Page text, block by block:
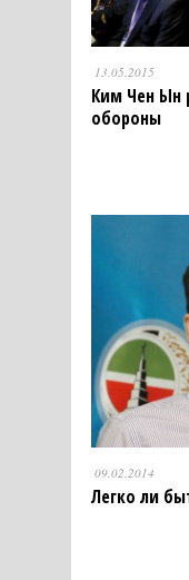
13.05.2015
Ким Чен Ын
обороны
09.02.2014
Легко ли